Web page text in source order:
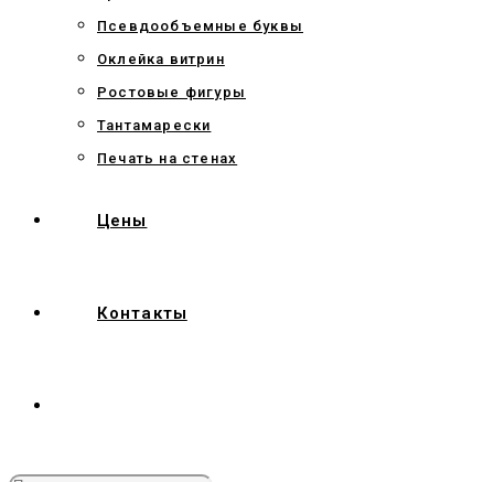
Псевдообъемные буквы
Оклейка витрин
Ростовые фигуры
Тантамарески
Печать на стенах
Цены
Контакты